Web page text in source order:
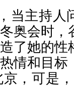
当主持人
奥会时，
了她的性
情和目标
，可是